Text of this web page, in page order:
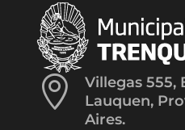

Villegas 555,
Lauquen,
Aires.